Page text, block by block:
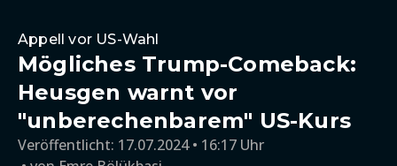
Appell vor US-Wahl
Mögliches Trump-Comeback:
Heusgen warnt vor
"unberechenbarem" US-Kurs
Veröffentlicht: 17.07.2024 • 16:17 Uhr